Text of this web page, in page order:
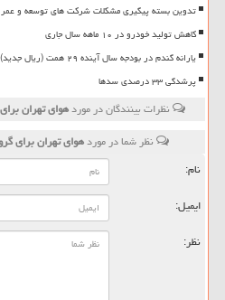
تدوین بسته پیگیری مشکلات شرکت های توسعه و
کاهش تولید خودرو در ۱۰ ماهه سال جاری
یارانه گندم در بودجه سال آینده ۲۹ همت (ریال جدید) شد
پرشدگی ۳۳ درصدی سدها
نظرات بینندگان در موردهوای تهران
نظر شما در موردهوای تهران برای
نام:
ایمیل:
نظر: